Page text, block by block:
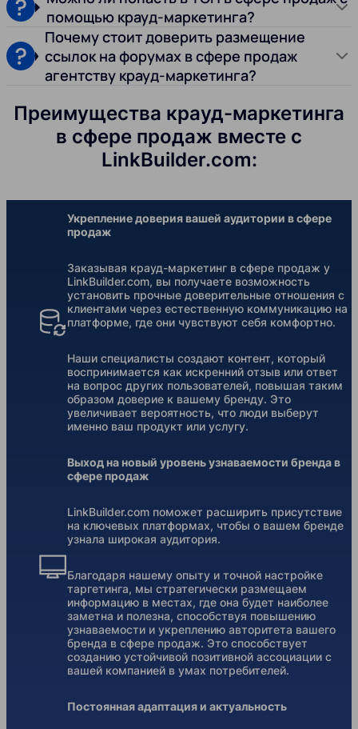
помощью крауд-маркетинга?
Почему стоит доверить размещение
ссылок на форумах в сфере продаж
агентству крауд-маркетинга?
Преимущества крауд-маркетинга
в сфере продаж вместе с
LinkBuilder.com:
Укрепление доверия вашей аудитории в сфере
продаж
Заказывая крауд-маркетинг в сфере продаж у
LinkBuilder.com, вы получаете возможность
установить прочные доверительные отношения с
клиентами через естественную коммуникацию на
платформе, где они чувствуют себя комфортно.
Наши специалисты создают контент, который
воспринимается как искренний отзыв или ответ
на вопрос других пользователей, повышая таким
образом доверие к вашему бренду. Это
увеличивает вероятность, что люди выберут
именно ваш продукт или услугу.
Выход на новый уровень узнаваемости бренда в
сфере продаж
LinkBuilder.com поможет расширить присутствие
на ключевых платформах, чтобы о вашем бренде
узнала широкая аудитория.
Благодаря нашему опыту и точной настройке
таргетинга, мы стратегически размещаем
информацию в местах, где она будет наиболее
заметна и полезна, способствуя повышению
узнаваемости и укреплению авторитета вашего
бренда в сфере продаж. Это способствует
созданию устойчивой позитивной ассоциации с
вашей компанией в умах потребителей.
Постоянная адаптация и актуальность